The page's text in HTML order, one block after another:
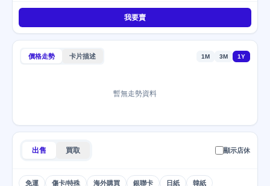
我要賣
價格走勢 卡片描述 1M 3M 1Y
暫無走勢資料
出售 買取 顯示店休
免運 傷卡/特殊 海外購買 銀聯卡 日紙 韓紙